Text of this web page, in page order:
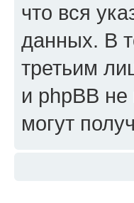
что вся
данных. В
третьим
и phpBB не
могут